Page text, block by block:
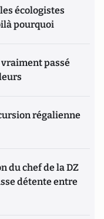
écologistes
pourquoi
vraiment passé
régalienne
du chef de la DZ
détente entre